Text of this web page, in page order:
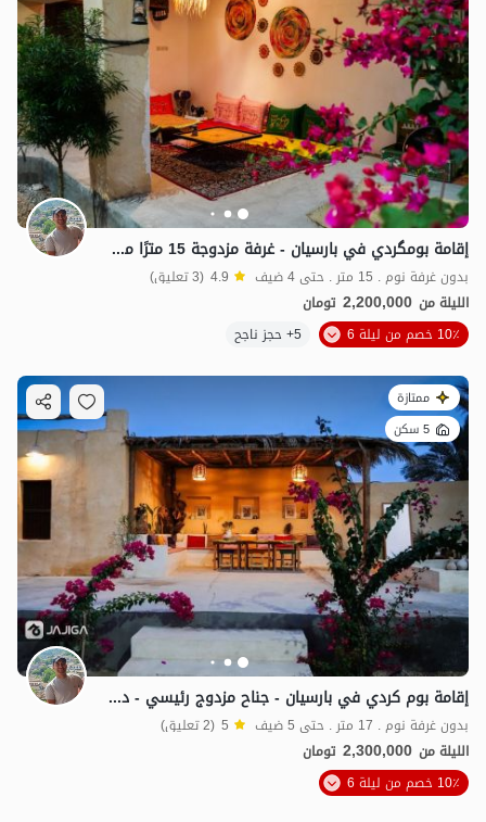
إقامة بومگردي في بارسيان - غرفة مزدوجة 15 مترًا مربعًا - دشتي
بدون غرفة نوم . 15 متر . حتى 4 ضيف 4.9 (3 تعليق)
الليلة من 2,200,000 تومان
10٪ خصم من ليلة 6
5+ حجز ناجح
ممتازة
5 سكن
إقامة بوم كردي في بارسيان - جناح مزدوج رئيسي - دشتي
بدون غرفة نوم . 17 متر . حتى 5 ضيف 5 (2 تعليق)
الليلة من 2,300,000 تومان
10٪ خصم من ليلة 6